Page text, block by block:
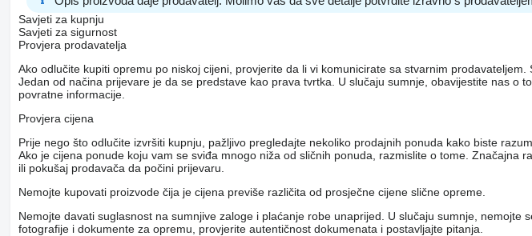
Savjeti za kupnju
Savjeti za sigurnost
Provjera prodavatelja
Ako odlučite kupiti opremu po niskoj cijeni, provjerite da li vi komunicirate sa stvarnim prodavateljem.
Jedan od načina prijevare je da se predstave kao prava tvrtka. U slučaju sumnje, obavijestite nas o
povratne informacije.
Provjera cijena
Prije nego što odlučite izvršiti kupnju, pažljivo pregledajte nekoliko prodajnih ponuda kako biste
Ako je cijena ponude koju vam se sviđa mnogo niža od sličnih ponuda, razmislite o tome. Značajna
ili pokušaj prodavača da počini prijevaru.
Nemojte kupovati proizvode čija je cijena previše različita od prosječne cijene slične opreme.
Nemojte davati suglasnost na sumnjive zaloge i plaćanje robe unaprijed. U slučaju sumnje, nemojte
fotografije i dokumente za opremu, provjerite autentičnost dokumenata i postavljajte pitanja.